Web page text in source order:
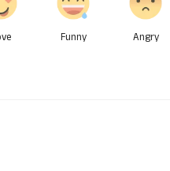
Funny Angry